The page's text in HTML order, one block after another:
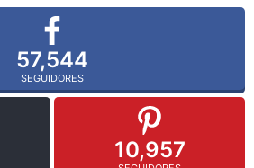
57,544
SEGUIDORES
10,957